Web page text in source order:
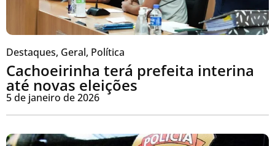
Destaques, Geral, Política
Cachoeirinha terá prefeita interina
até novas eleições
5 de janeiro de 2026